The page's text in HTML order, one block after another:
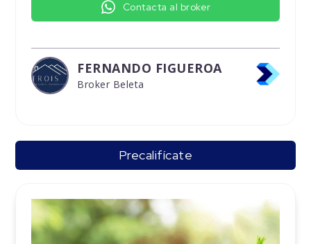
Contacta al broker
FERNANDO FIGUEROA
Broker Beleta
Precalifícate